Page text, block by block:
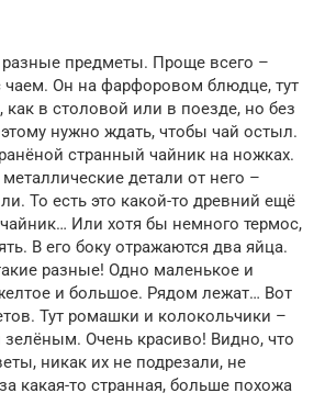
разные предметы. Проще всего –
чаем. Он на фарфоровом блюдце, тут
как в столовой или в поезде, но без
нужно ждать, чтобы чай остыл.
странный чайник на ножках.
детали от него –
То есть это какой-то древний ещё
Или хотя бы немного термос,
В его боку отражаются два яйца.
разные! Одно маленькое и
и большое. Рядом лежат… Вот
Тут ромашки и колокольчики –
Очень красиво! Видно, что
никак их не подрезали, не
какая-то странная, больше похожа